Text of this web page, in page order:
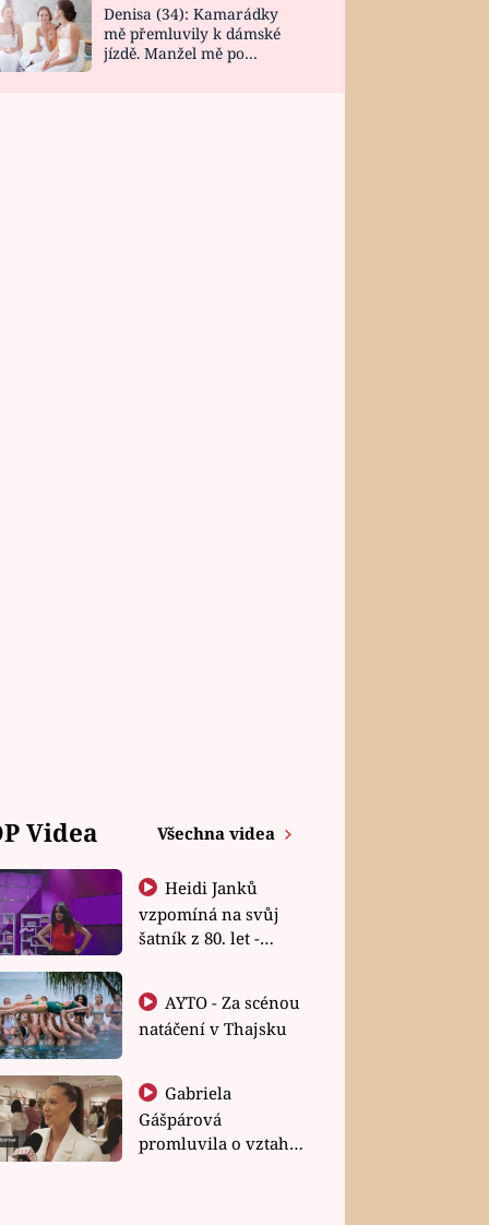
Denisa (34): Kamarádky
mě přemluvily k dámské
jízdě. Manžel mě po
Videa Všechna videa
Heidi Janků
vzpomíná na svůj
šatník z 80. let -
natáčení v Thajsku
Gabriela
Gášpárová
promluvila o vztahu